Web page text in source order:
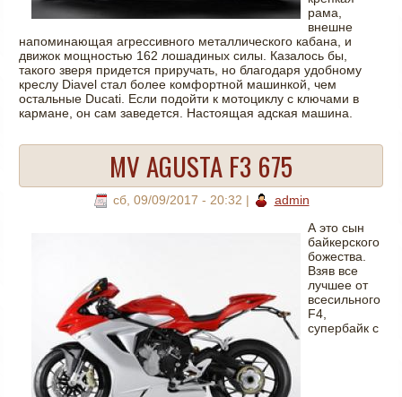
рама,
внешне
напоминающая агрессивного металлического кабана, и
движок мощностью 162 лошадиных силы. Казалось бы,
такого зверя придется приручать, но благодаря удобному
креслу Diavel стал более комфортной машинкой, чем
остальные Ducati. Если подойти к мотоциклу с ключами в
кармане, он сам заведется. Настоящая адская машина.
MV AGUSTA F3 675
сб, 09/09/2017 - 20:32 |
admin
А это сын
байкерского
божества.
Взяв все
лучшее от
всесильного
F4,
супербайк с